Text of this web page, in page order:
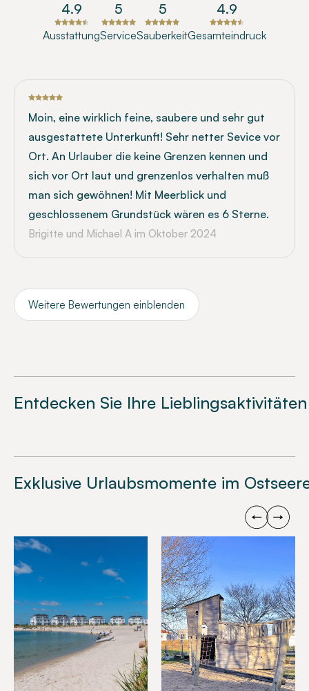
Ausstattung
4.9
Service
5
Sauberkeit
5
Gesamteindruck
4.9
Moin, eine wirklich feine, saubere und sehr gut
ausgestattete Unterkunft! Sehr netter Sevice vor
Ort. An Urlauber die keine Grenzen kennen und
sich vor Ort laut und grenzenlos verhalten muß
man sich gewöhnen! Mit Meerblick und
geschlossenem Grundstück wären es 6 Sterne.
Brigitte und Michael A im Oktober 2024
Weitere Bewertungen einblenden
Entdecken Sie Ihre Lieblingsaktivitäten
Exklusive Urlaubsmomente im